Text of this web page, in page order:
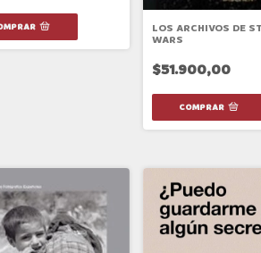
LOS ARCHIVOS DE
WARS
$51.900,00